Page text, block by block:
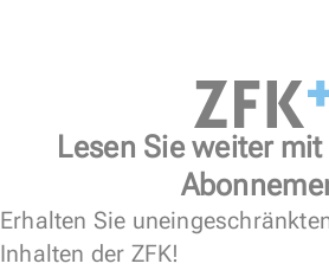
Lesen Sie weiter mit
Erhalten Sie
Inhalten der ZFK!